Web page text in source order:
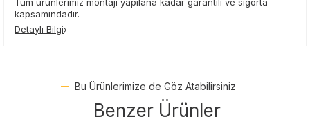
kapsamındadır.
Detaylı Bilgi
Bu Ürünlerimize de Göz Atabilirsiniz
Benzer Ürünler